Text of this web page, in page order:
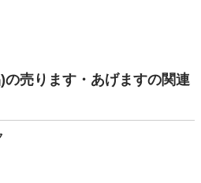
売ります・あげますの関連